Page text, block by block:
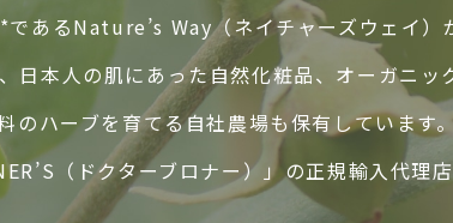
あるNature’s Way（ネイチャーズウェイ）
日本人の肌にあった自然化粧品、オーガニ
のハーブを育てる自社農場も保有していま
（ドクターブロナー）」の正規輸入代